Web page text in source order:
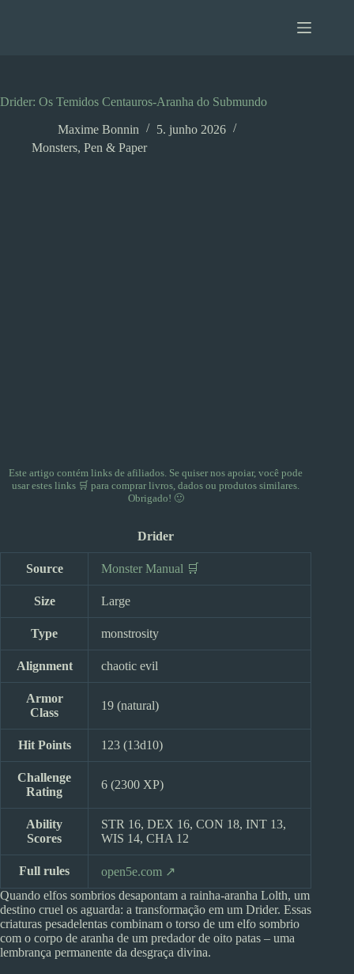
Drider: Os Temidos Centauros-Aranha do Submundo
Maxime Bonnin
5. junho 2026
Monsters, Pen & Paper
Este artigo contém links de afiliados. Se quiser nos apoiar, você pode
usarestes links 🛒 para comprar livros, dados ou produtos similares.
Obrigado! 🙂
Drider
Source Monster Manual 🛒
Size Large
Type monstrosity
Alignment chaotic evil
Armor
Class
19 (natural)
Hit Points 123 (13d10)
Challenge
Rating
6 (2300 XP)
Ability
Scores
STR 16, DEX 16, CON 18, INT 13,
WIS 14, CHA 12
Full rules
open5e.com ↗
Quando elfos sombrios desapontam a rainha-aranha Lolth, um
destino cruel os aguarda: a transformação em um Drider. Essas
criaturas pesadelentas combinam o torso de um elfo sombrio
com o corpo de aranha de um predador de oito patas – uma
lembrança permanente da desgraça divina.